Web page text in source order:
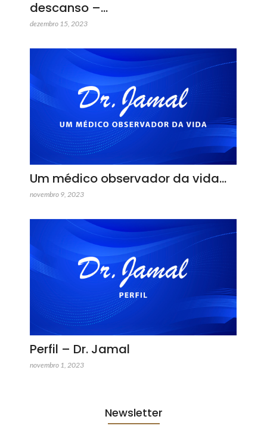
descanso –…
dezembro 15, 2023
Um médico observador da vida…
novembro 9, 2023
Perfil – Dr. Jamal
novembro 1, 2023
Newsletter